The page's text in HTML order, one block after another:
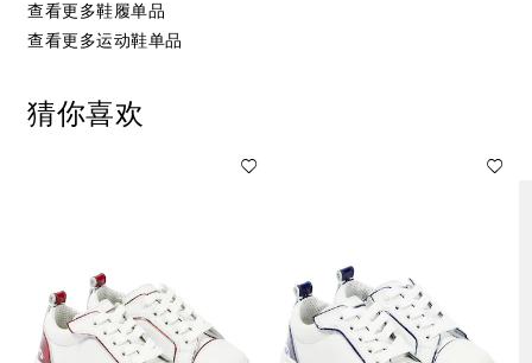
查看更多鞋履单品
查看更多运动鞋单品
猜你喜欢